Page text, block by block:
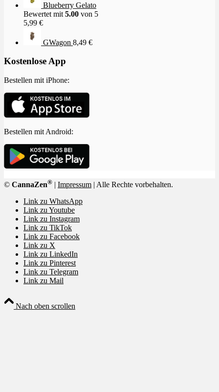
Blueberry Gelato
Bewertet mit 5.00 von 5
5,99 €
GWagon 8,49 €
Kostenlose App
Bestellen mit iPhone:
Bestellen mit Android:
© CannaZen® | Impressum | Alle Rechte vorbehalten.
Link zu WhatsApp
Link zu Youtube
Link zu Instagram
Link zu TikTok
Link zu Facebook
Link zu X
Link zu LinkedIn
Link zu Pinterest
Link zu Telegram
Link zu Mail
Nach oben scrollen